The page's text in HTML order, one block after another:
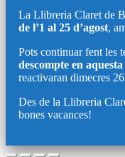
La Llibreria Claret de
de l’1 al 25 d’agost,
Pots continuar fent les
descompte en
reactivaran dimecres 26
Des de la Llibreria
bones vacances!